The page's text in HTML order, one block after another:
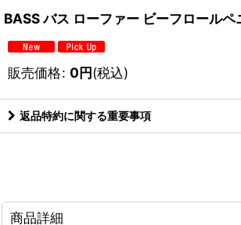
BASS バス ローファー ビーフロール
販売価格: 0円(税込)
返品特約に関する重要事項
商品詳細